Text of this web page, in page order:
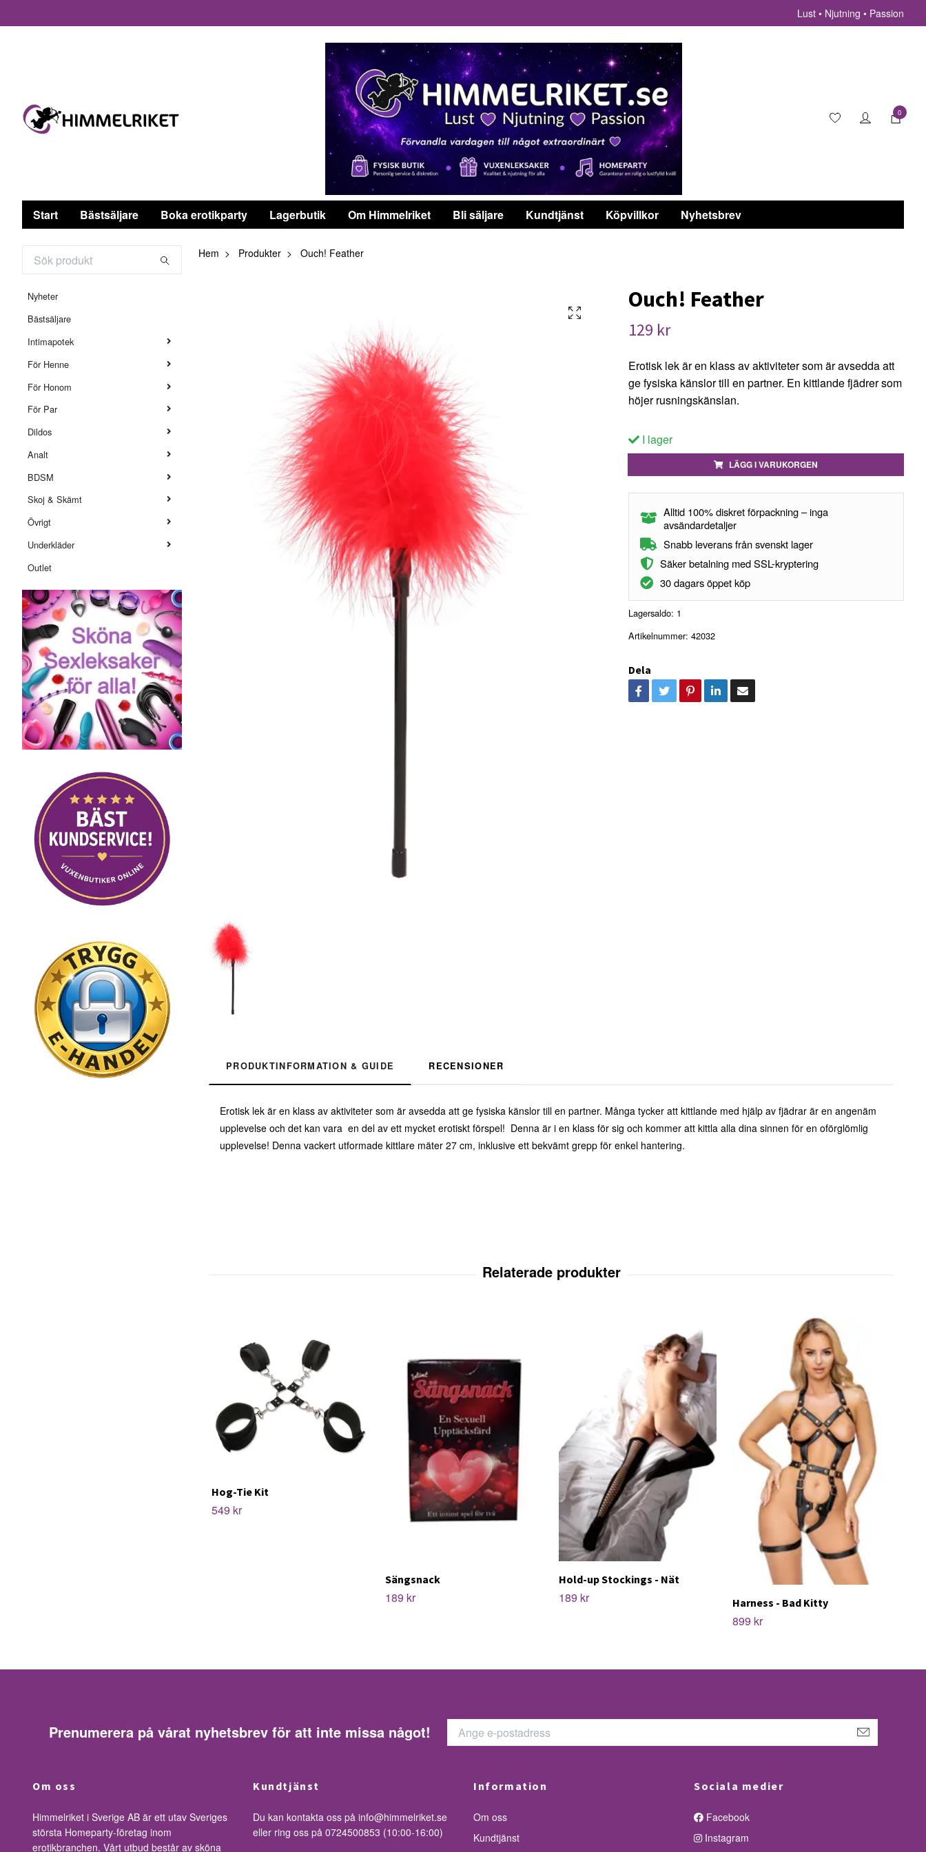
Lust • Njutning • Passion
0
Start Bästsäljare Boka erotikparty Lagerbutik Om Himmelriket Bli säljare Kundtjänst Köpvillkor Nyhetsbrev
Nyheter
Bästsäljare
Intimapotek
För Henne
För Honom
För Par
Dildos
Analt
BDSM
Skoj & Skämt
Övrigt
Underkläder
Outlet
Hem Produkter Ouch! Feather
Ouch! Feather
129 kr
Erotisk lek är en klass av aktiviteter som är avsedda att
ge fysiska känslor till en partner. En kittlande fjädrer som
höjer rusningskänslan.
I lager
LÄGG I VARUKORGEN
Alltid 100% diskret förpackning – inga
avsändardetaljer
Snabb leverans från svenskt lager
Säker betalning med SSL-kryptering
30 dagars öppet köp
Lagersaldo: 1
Artikelnummer: 42032
Dela
PRODUKTINFORMATION & GUIDE RECENSIONER
Erotisk lek är en klass av aktiviteter som är avsedda att ge fysiska känslor till en partner. Många tycker att kittlande med hjälp av fjädrar är en angenäm
upplevelse och det kan vara en del av ett mycket erotiskt förspel! Denna är i en klass för sig och kommer att kittla alla dina sinnen för en oförglömlig
upplevelse! Denna vackert utformade kittlare mäter 27 cm, inklusive ett bekvämt grepp för enkel hantering.
Hog-Tie Kit
549 kr
Sängsnack
189 kr
Hold-up Stockings - Nät
189 kr Harness - Bad Kitty
899 kr
Prenumerera på vårat nyhetsbrev för att inte missa något!
Om oss
Himmelriket i Sverige AB är ett utav Sveriges
största Homeparty-företag inom
erotikbranchen. Vårt utbud består av sköna
Kundtjänst
Du kan kontakta oss på info@himmelriket.se
eller ring oss på 0724500853 (10:00-16:00)
Information
Om oss
Kundtjänst
Sociala medier
Facebook
Instagram